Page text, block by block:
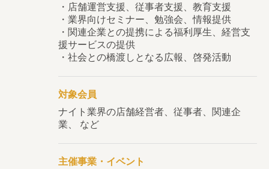
・店舗運営支援、従事者支援、教育支援
・業界向けセミナー、勉強会、情報提供
・関連企業との提携による福利厚生、経営支
援サービスの提供
・社会との橋渡しとなる広報、啓発活動
対象会員
ナイト業界の店舗経営者、従事者、関連企
業、 など
主催事業・イベント